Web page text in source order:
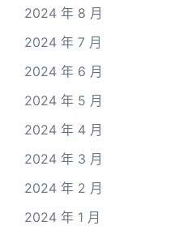
2024 年 8 月
2024 年 7 月
2024 年 6 月
2024 年 5 月
2024 年 4 月
2024 年 3 月
2024 年 2 月
2024 年 1 月